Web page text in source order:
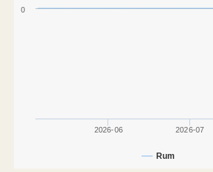
Rum
2026-06 2026-07
0